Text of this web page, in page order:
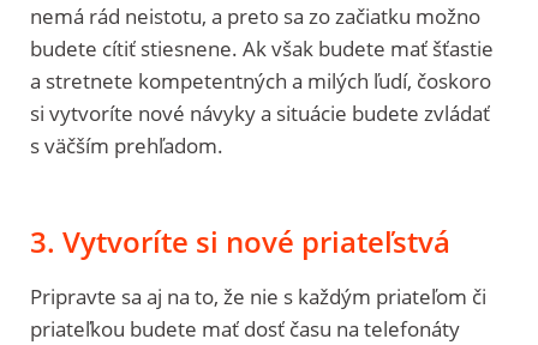
nemá rád neistotu, a preto sa zo začiatku možno
budete cítiť stiesnene. Ak však budete mať šťastie
a stretnete kompetentných a milých ľudí, čoskoro
si vytvoríte nové návyky a situácie budete zvládať
s väčším prehľadom.
3. Vytvoríte si nové priateľstvá
Pripravte sa aj na to, že nie s každým priateľom či
priateľkou budete mať dosť času na telefonáty